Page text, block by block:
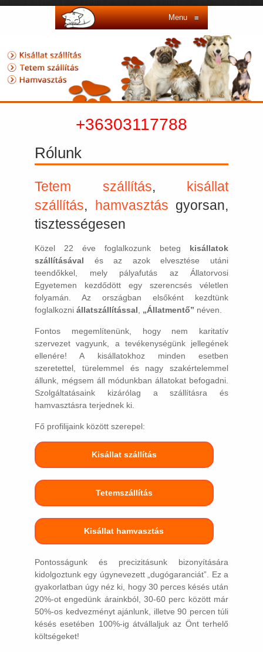
Menu≡
+36303117788
Rólunk
Tetem szállítás, kisállat
szállítás, hamvasztás gyorsan,
tisztességesen
Közel 22 éve foglalkozunk beteg kisállatok
szállításával és az azok elvesztése utáni
teendőkkel, mely pályafutás az Állatorvosi
Egyetemen kezdődött egy szerencsés véletlen
folyamán. Az országban elsőként kezdtünk
foglalkozni állatszállítással „Állatmentő” néven.
Fontos megemlítenünk, hogy nem karitatív
szervezet vagyunk, a tevékenységünk jellegének
ellenére! A kisállatokhoz minden esetben
szeretettel, türelemmel és nagy szakértelemmel
állunk, mégsem áll módunkban állatokat befogadni.
Szolgáltatásaink kizárólag a szállításra és
hamvasztásra terjednek ki.
Fő profilijaink között szerepel:
Kisállat szállítás
Tetemszállítás
Kisállat hamvasztás
Pontosságunk és precizitásunk bizonyítására
kidolgoztunk egy úgynevezett „dugógaranciát”. Ez a
gyakorlatban úgy néz ki, hogy 30 perces késés után
20%-ot engedünk árainkból, 30-60 perc között már
50%-os kedvezményt ajánlunk, illetve 90 percen túli
késés esetében 100%-ig átvállaljuk az Önt terhelő
költségeket!